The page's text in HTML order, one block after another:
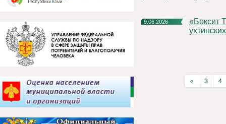
9.06.2026
«Боксит Тимана» компании РУСАЛ организовал пленэр для
« 3 4